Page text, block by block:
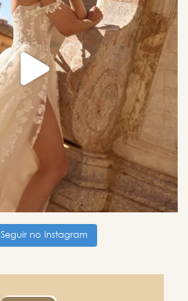
Seguir no Instagram